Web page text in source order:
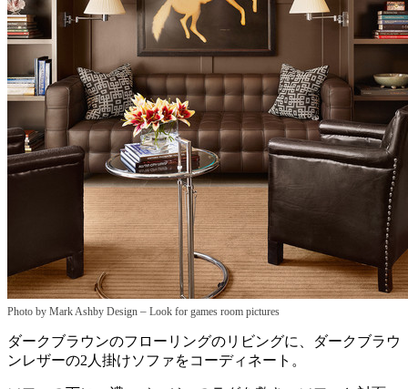
Photo by Mark Ashby Design – Look for games room pictures
ダークブラウンのフローリングのリビングに、ダークブラウ
ンレザーの2人掛けソファをコーディネート。